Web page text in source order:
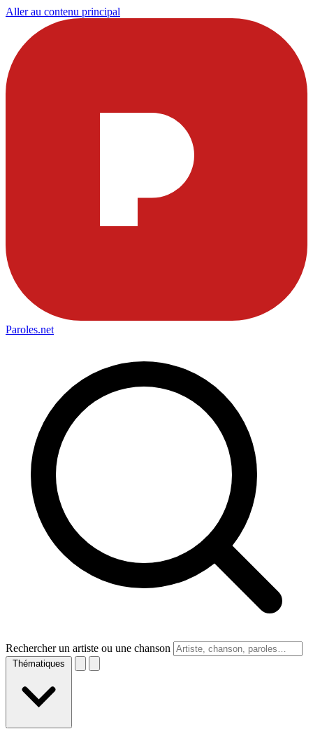
Aller au contenu principal
Paroles.net
Rechercher un artiste ou une chanson
Thématiques